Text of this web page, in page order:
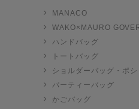
MANACO
WAKO×MAURO
ハンドバッグ
トートバッグ
ショルダーバッグ・ポシ
パーティーバッグ
かごバッグ